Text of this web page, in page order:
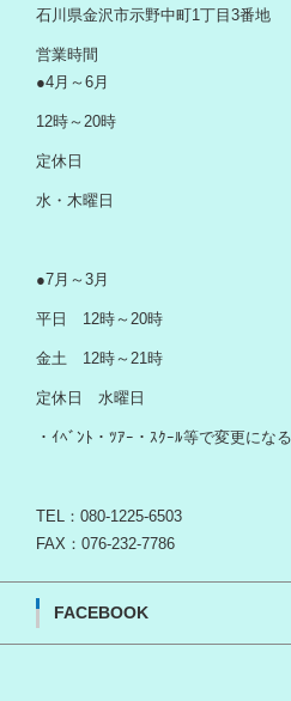
石川県金沢市示野中町1丁目3番地
営業時間
●4月～6月
12時～20時
定休日
水・木曜日
●7月～3月
平日 12時～20時
金土 12時～21時
定休日 水曜日
・ｲﾍﾞﾝﾄ・ﾂｱｰ・ｽｸｰﾙ等で変更にな
TEL：080-1225-6503
FAX：076-232-7786
FACEBOOK